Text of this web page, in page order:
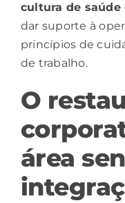
cultura de saúde
dar suporte à
princípios de
de trabalho.
O
área